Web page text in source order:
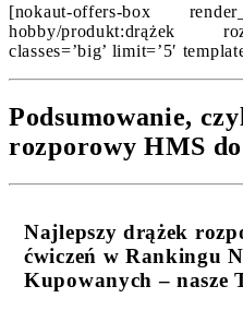
[nokaut-offers-box
hobby/produkt:drążek
classes=’big’ limit=’5′
Podsumowanie,
rozporowy HMS
Najlepszy drążek
ćwiczeń w Rankingu
Kupowanych – nasze